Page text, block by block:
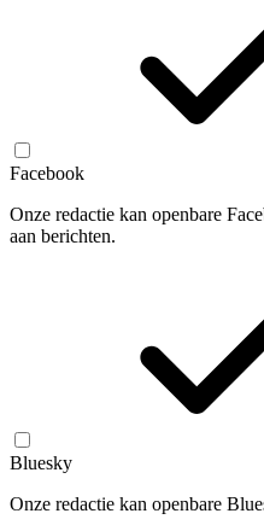
Facebook
Onze redactie kan openbare
aan berichten.
Bluesky
Onze redactie kan openbare